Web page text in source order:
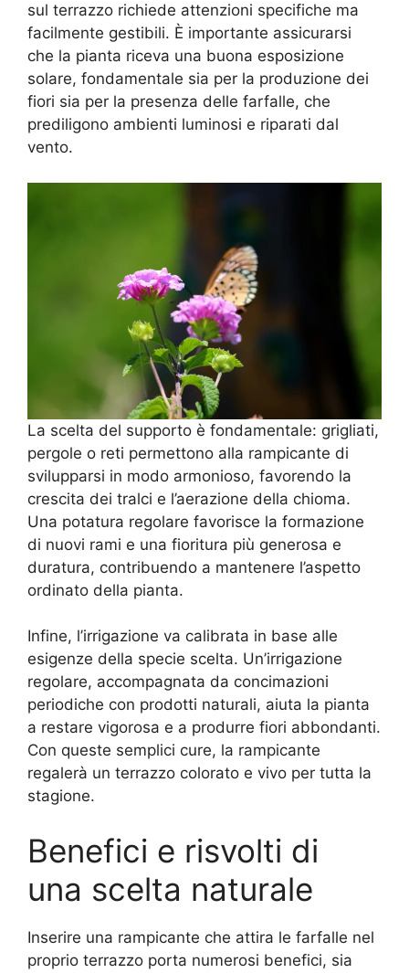
sul terrazzo richiede attenzioni specifiche ma
facilmente gestibili. È importante assicurarsi
che la pianta riceva una buona esposizione
solare, fondamentale sia per la produzione dei
fiori sia per la presenza delle farfalle, che
prediligono ambienti luminosi e riparati dal
vento.
La scelta del supporto è fondamentale: grigliati,
pergole o reti permettono alla rampicante di
svilupparsi in modo armonioso, favorendo la
crescita dei tralci e l’aerazione della chioma.
Una potatura regolare favorisce la formazione
di nuovi rami e una fioritura più generosa e
duratura, contribuendo a mantenere l’aspetto
ordinato della pianta.
Infine, l’irrigazione va calibrata in base alle
esigenze della specie scelta. Un’irrigazione
regolare, accompagnata da concimazioni
periodiche con prodotti naturali, aiuta la pianta
a restare vigorosa e a produrre fiori abbondanti.
Con queste semplici cure, la rampicante
regalerà un terrazzo colorato e vivo per tutta la
stagione.
Benefici e risvolti di
una scelta naturale
Inserire una rampicante che attira le farfalle nel
proprio terrazzo porta numerosi benefici, sia